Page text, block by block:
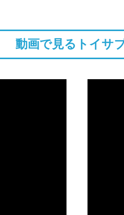
動画で見るトイサ